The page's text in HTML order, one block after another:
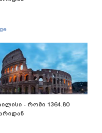
- რომი 1364.80